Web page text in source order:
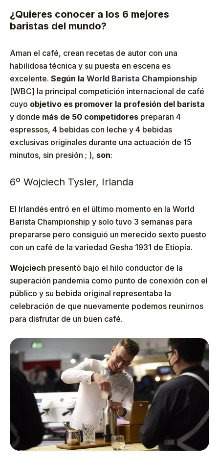
¿Quieres conocer a los 6 mejores
baristas del mundo?
Aman el café, crean recetas de autor con una
habilidosa técnica y su puesta en escena es
excelente. Según la World Barista Championship
[WBC] la principal competición internacional de café
cuyo objetivo es promover la profesión del barista
y donde más de 50 competidores preparan 4
espressos, 4 bebidas con leche y 4 bebidas
exclusivas originales durante una actuación de 15
minutos, sin presión ; ), son:
6º Wojciech Tysler, Irlanda
El Irlandés entró en el último momento en la World
Barista Championship y solo tuvo 3 semanas para
prepararse pero consiguió un merecido sexto puesto
con un café de la variedad Gesha 1931 de Etiopía.
Wojciech presentó bajo el hilo conductor de la
superación pandemia como punto de conexión con el
público y su bebida original representaba la
celebración de que nuevamente podemos reunirnos
para disfrutar de un buen café.